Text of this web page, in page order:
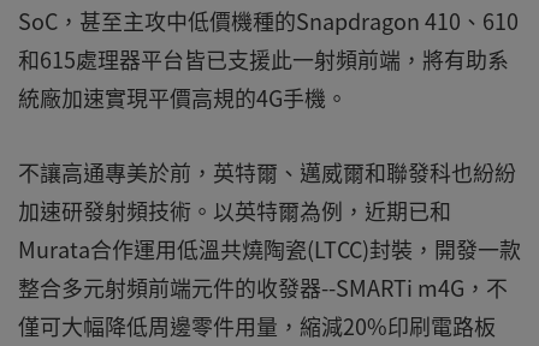
SoC，甚至主攻中低價機種的Snapdragon 410、610
和615處理器平台皆已支援此一射頻前端，將有助系
統廠加速實現平價高規的4G手機。
不讓高通專美於前，英特爾、邁威爾和聯發科也紛紛
加速研發射頻技術。以英特爾為例，近期已和
Murata合作運用低溫共燒陶瓷(LTCC)封裝，開發一款
整合多元射頻前端元件的收發器--SMARTi m4G，不
僅可大幅降低周邊零件用量，縮減20%印刷電路板